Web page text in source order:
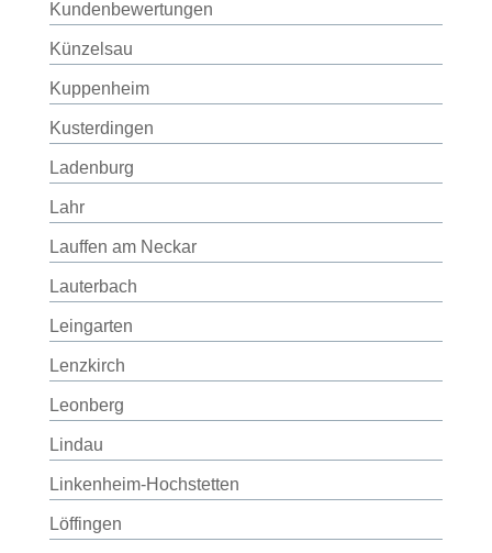
Kundenbewertungen
Künzelsau
Kuppenheim
Kusterdingen
Ladenburg
Lahr
Lauffen am Neckar
Lauterbach
Leingarten
Lenzkirch
Leonberg
Lindau
Linkenheim-Hochstetten
Löffingen